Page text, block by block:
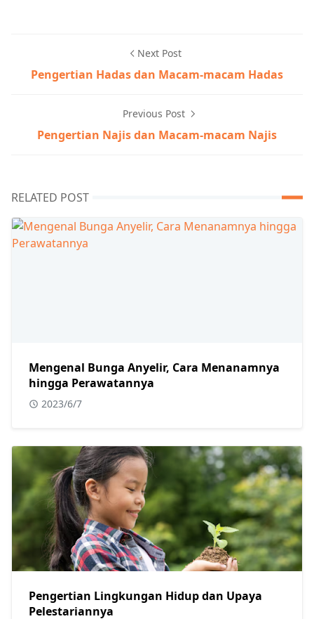
Next Post
Pengertian Hadas dan Macam-macam Hadas
Previous Post
Pengertian Najis dan Macam-macam Najis
RELATED POST
Mengenal Bunga Anyelir, Cara Menanamnya
hingga Perawatannya
2023/6/7
Pengertian Lingkungan Hidup dan Upaya
Pelestariannya